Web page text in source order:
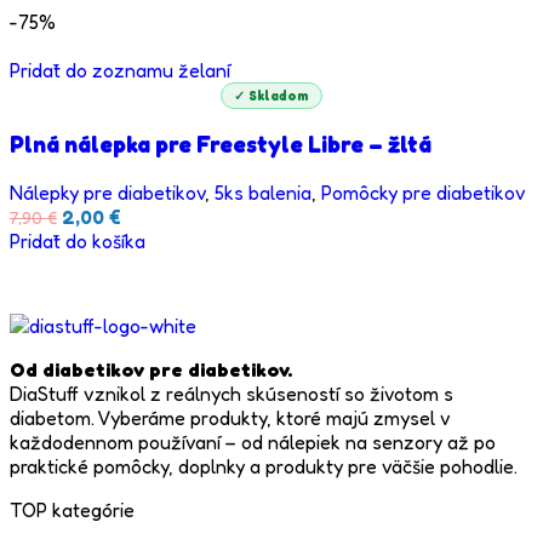
-75%
Pridať do zoznamu želaní
✓ Skladom
Plná nálepka pre Freestyle Libre – žltá
Nálepky pre diabetikov, 5ks balenia Pomôcky pre diabetikov
7,90€ Pôvodná
cena
2,00 €
cena
Pridať do košíka
Od diabetikov pre diabetikov.
DiaStuff vznikol z reálnych skúseností so životom s
diabetom. Vyberáme produkty, ktoré majú zmysel v
každodennom používaní – od nálepiek na senzory až po
praktické pomôcky, doplnky a produkty pre väčšie pohodlie.
TOP kategórie